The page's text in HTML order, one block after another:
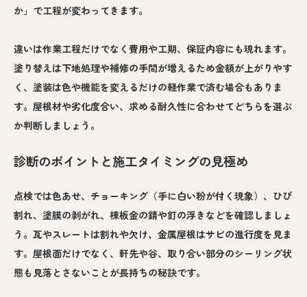
か」で工程が変わってきます。
違いは作業工程だけでなく費用や工期、保証内容にも現れます。
塗り替えは下地処理や補修の手間が増えるため金額が上がりやす
く、塗装は色や機能を変えるだけの軽作業で済む場合もありま
す。屋根材や劣化度合い、求める耐久性に合わせてどちらを選ぶ
か判断しましょう。
診断のポイントと施工タイミングの見極め
点検では色あせ、チョーキング（手に白い粉が付く現象）、ひび
割れ、塗膜の剥がれ、棟板金の錆や釘の浮きなどを確認しましょ
う。瓦やスレートは割れや欠け、金属屋根はサビの進行度を見ま
す。屋根面だけでなく、軒先や谷、取り合い部分のシーリング状
態も見落とさないことが長持ちの秘訣です。